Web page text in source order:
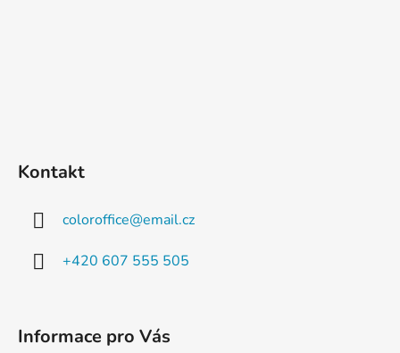
Kontakt
coloroffice@email.cz
+420 607 555 505
Informace pro Vás